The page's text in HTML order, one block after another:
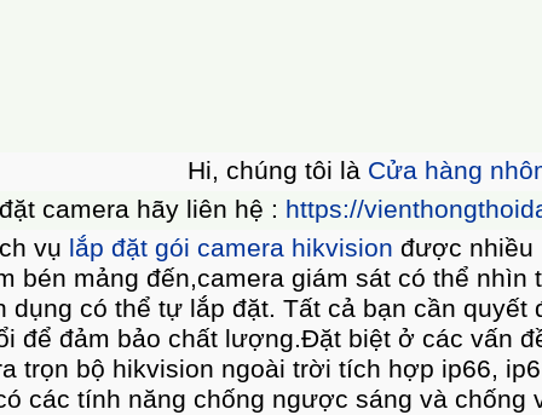
tài sản vật dụng cửa cửa hàng hoặc
sự bảo mật, an ninh cho gia đình, lắp
rất tốt. Khi thấy bạn sử dụng hệ
một số camera giám sát trong nhà
loại khác nhau.Chúng ta nên chọn
tínbị han gỉ, ngấm nước nên độ bền của
chống